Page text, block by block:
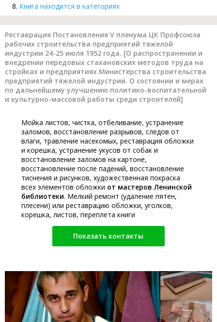
Книга находится в категориях
Реставрация Постановления V пленума ЦК Профсоюза
рабочих строительства предприятий тяжелой
индустрии 24-25 июля 1952 года. [О распространении и
внедрении передовых стахановских методов труда на
стройках и предприятиях Министерства строительства
предприятий тяжелой индустрии. О состоянии и мерах
по дальнейшему улучшению политико-воспитательной
и культурно-массовой работы среди строителей]
Мойка листов, чистка, отбеливание, устранение
заломов, восстановление разрывов, следов от
влаги, травление насекомых, реставрация обложки
и корешка, устранение укусов от собак и
восстановление заломов на картоне,
восстановление после падений, восстановление
тиснения и рисунков, художественная покраска
всех элементов обложки от мастеров Ленинской
библиотеки. Мелкий ремонт (удаление пятен,
плесени) или реставрацию обложки, уголков,
корешка, листов, переплета книги
Показать контакты